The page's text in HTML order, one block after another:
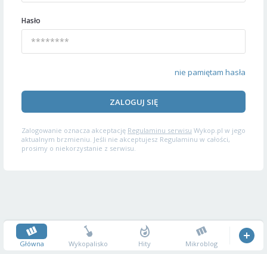
Hasło
nie pamiętam hasła
ZALOGUJ SIĘ
Zalogowanie oznacza akceptację Regulaminu serwisu Wykop.pl w jego
aktualnym brzmieniu. Jeśli nie akceptujesz Regulaminu w całości,
prosimy o niekorzystanie z serwisu.
Główna Wykopalisko Hity Mikroblog